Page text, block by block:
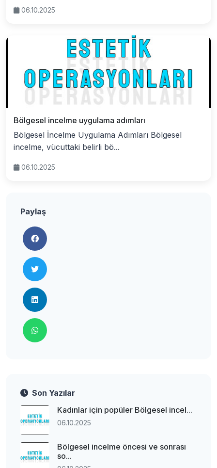
06.10.2025
Bölgesel incelme uygulama adımları
Bölgesel İncelme Uygulama Adımları Bölgesel
incelme, vücuttaki belirli bö...
06.10.2025
Paylaş
Son Yazılar
Kadınlar için popüler Bölgesel incel...
06.10.2025
Bölgesel incelme öncesi ve sonrası
so...